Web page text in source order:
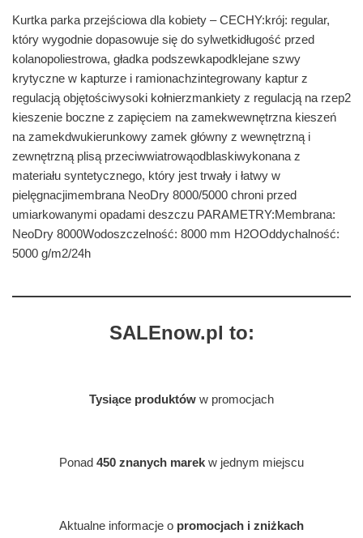
Kurtka parka przejściowa dla kobiety – CECHY:krój: regular,
który wygodnie dopasowuje się do sylwetkidługość przed
kolanopoliestrowa, gładka podszewkapodklejane szwy
krytyczne w kapturze i ramionachzintegrowany kaptur z
regulacją objętościwysoki kołnierzmankiety z regulacją na rzep2
kieszenie boczne z zapięciem na zamekwewnętrzna kieszeń
na zamekdwukierunkowy zamek główny z wewnętrzną i
zewnętrzną plisą przeciwwiatrowąodblaskiwykonana z
materiału syntetycznego, który jest trwały i łatwy w
pielęgnacjimembrana NeoDry 8000/5000 chroni przed
umiarkowanymi opadami deszczu PARAMETRY:Membrana:
NeoDry 8000Wodoszczelność: 8000 mm H2OOddychalność:
5000 g/m2/24h
SALEnow.pl to:
Tysiące produktów w promocjach
Ponad 450 znanych marek w jednym miejscu
Aktualne informacje o promocjach i zniżkach